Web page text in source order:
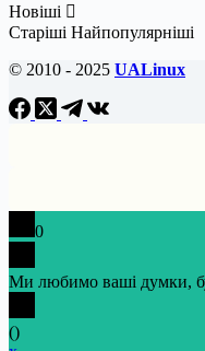
Новіші
Старіші Найпопулярніші
© 2010 - 2025 UALinux
0
Ми любимо ваші думки,
()